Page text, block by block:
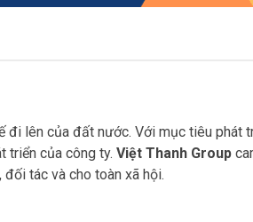
đi lên của đất nước. Với mục tiêu
triển của công ty. Việt Thanh Group
tác và cho toàn xã hội.